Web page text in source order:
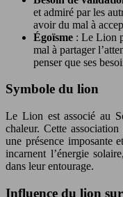
et admiré par les
avoir du mal à
Égoïsme : Le Lion
mal à partager
penser que ses
Symbole du lion
Le Lion est associé au
chaleur. Cette
une présence imposante
incarnent l’énergie
dans leur entourage.
Influence du lion sur